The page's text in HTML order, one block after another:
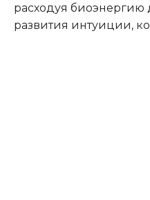
расходуя биоэнергию
развития интуиции,